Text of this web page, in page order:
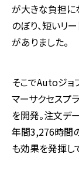
が大きな負担に
のぼり、短いリ
がありました。
そこでAutoジョ
マーサクセスプ
を開発。注文デ
年間3,276時間
も効果を発揮し